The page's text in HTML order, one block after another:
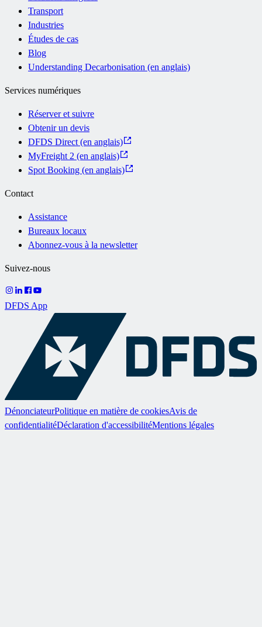
Transport
Industries
Études de cas
Blog
Understanding Decarbonisation (en anglais)
Services numériques
Réserver et suivre
Obtenir un devis
DFDS Direct (en anglais)
MyFreight 2 (en anglais)
Spot Booking (en anglais)
Contact
Assistance
Bureaux locaux
Abonnez-vous à la newsletter
Suivez-nous
DFDS App
DénonciateurPolitique en matière de cookiesAvis de
confidentialitéDéclaration d'accessibilitéMentions légales